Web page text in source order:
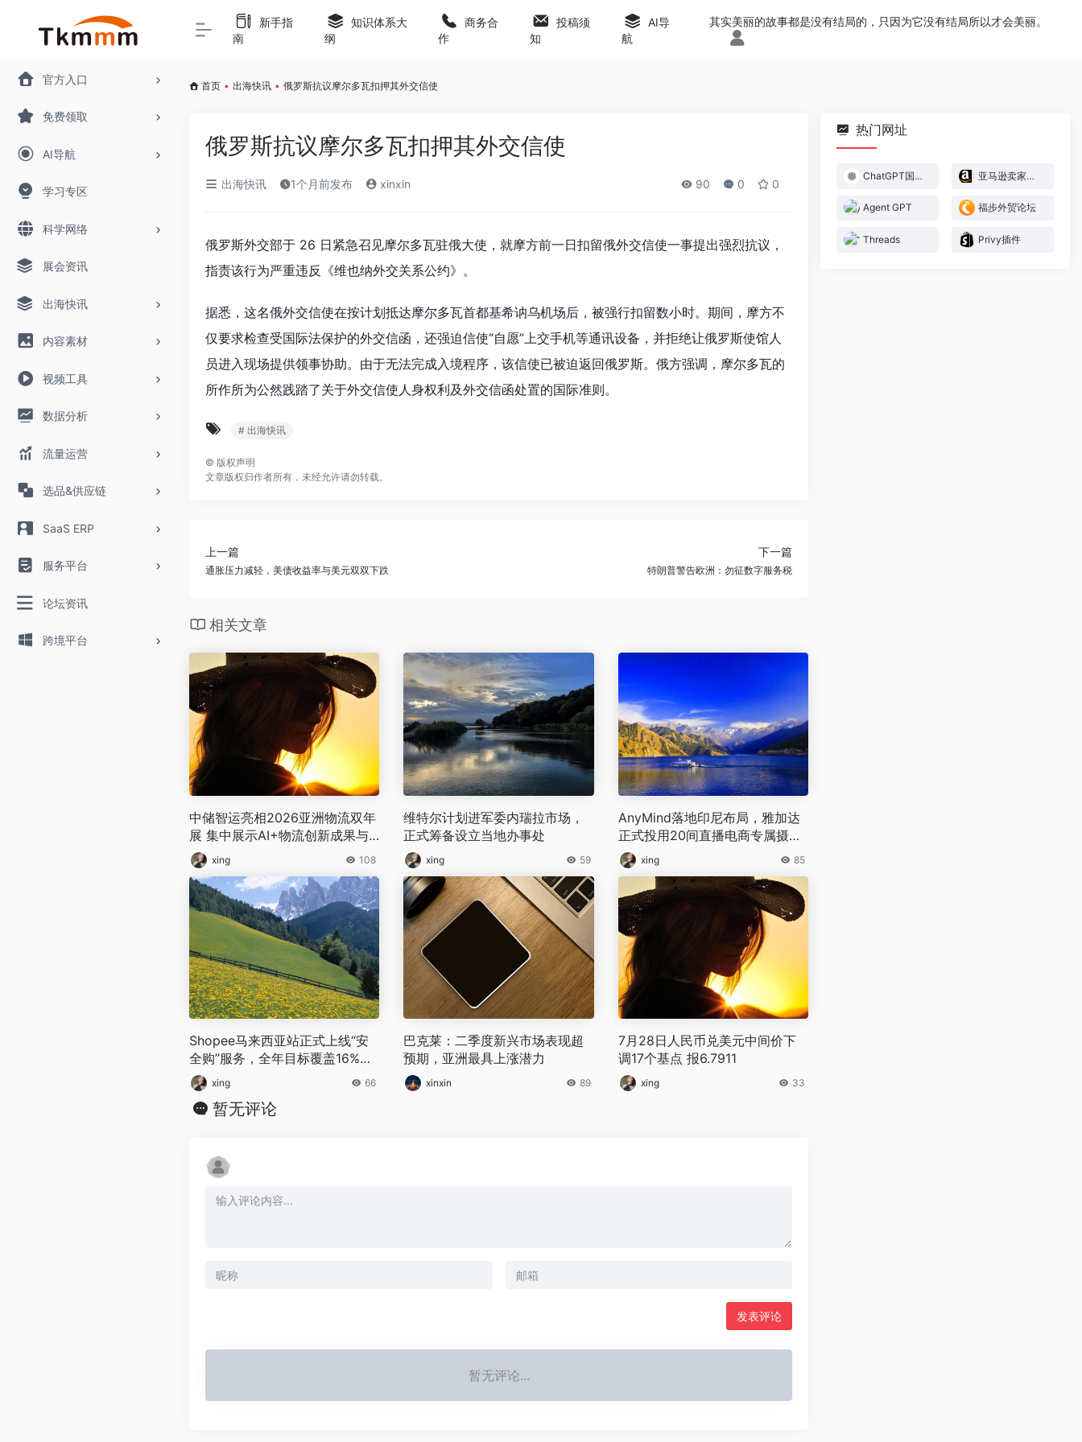
官方入口
免费领取
AI导航
学习专区
科学网络
展会资讯
出海快讯
内容素材
视频工具
数据分析
流量运营
选品&供应链
SaaS ERP
服务平台
论坛资讯
跨境平台
新手指
南
知识体系大
纲
商务合
作
投稿须
知
AI导
航
其实美丽的故事都是没有结局的，只因为它没有结局所以才会美丽。
首页 • 出海快讯 • 俄罗斯抗议摩尔多瓦扣押其外交信使
俄罗斯抗议摩尔多瓦扣押其外交信使
出海快讯 1个月前发布 xinxin 90 0 0
俄罗斯外交部于 26 日紧急召见摩尔多瓦驻俄大使，就摩方前一日扣留俄外交信使一事提出强烈抗议，
指责该行为严重违反《维也纳外交关系公约》。
据悉，这名俄外交信使在按计划抵达摩尔多瓦首都基希讷乌机场后，被强行扣留数小时。期间，摩方不
仅要求检查受国际法保护的外交信函，还强迫信使“自愿”上交手机等通讯设备，并拒绝让俄罗斯使馆人
员进入现场提供领事协助。由于无法完成入境程序，该信使已被迫返回俄罗斯。俄方强调，摩尔多瓦的
所作所为公然践踏了关于外交信使人身权利及外交信函处置的国际准则。
# 出海快讯
© 版权声明
文章版权归作者所有，未经允许请勿转载。
上一篇
通胀压力减轻，美债收益率与美元双双下跌
下一篇
特朗普警告欧洲：勿征数字服务税
相关文章
中储智运亮相2026亚洲物流双年
展 集中展示AI+物流创新成果与
四大核心业务板块
xing 108
维特尔计划进军委内瑞拉市场，
正式筹备设立当地办事处
xing 59
AnyMind落地印尼布局，雅加达
正式投用20间直播电商专属摄影
中心 xing 85
Shopee马来西亚站正式上线“安
全购”服务，全年目标覆盖16%网
购人群xing 66
巴克莱：二季度新兴市场表现超
预期，亚洲最具上涨潜力
xinxin 89
7月28日人民币兑美元中间价下
调17个基点 报6.7911
xing 33
暂无评论
发表评论
暂无评论...
热门网址
ChatGPT国内版 亚马逊卖家官方论坛
Agent GPT 福步外贸论坛
Threads Privy插件